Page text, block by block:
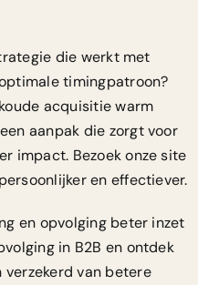
die werkt met
timingpatroon?
acquisitie warm
aanpak die zorgt voor
impact. Bezoek onze site
en effectiever.
en opvolging beter inzet
in B2B en ontdek
van betere